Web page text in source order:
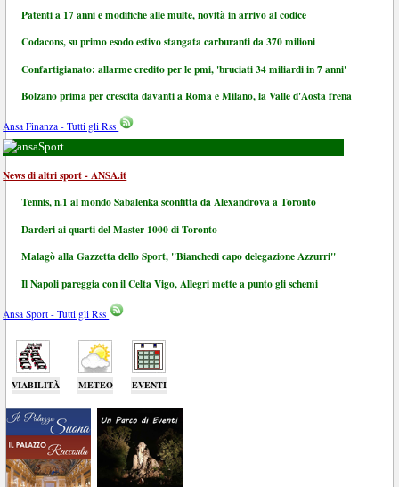
Patenti a 17 anni e modifiche alle multe, novità in arrivo al codice
Codacons, su primo esodo estivo stangata carburanti da 370 milioni
Confartigianato: allarme credito per le pmi, 'bruciati 34 miliardi in 7 anni'
Bolzano prima per crescita davanti a Roma e Milano, la Valle d'Aosta frena
Ansa Finanza - Tutti gli Rss
Sport
News di altri sport - ANSA.it
Tennis, n.1 al mondo Sabalenka sconfitta da Alexandrova a Toronto
Darderi ai quarti del Master 1000 di Toronto
Malagò alla Gazzetta dello Sport, "Bianchedi capo delegazione Azzurri"
Il Napoli pareggia con il Celta Vigo, Allegri mette a punto gli schemi
Ansa Sport - Tutti gli Rss
VIABILITÀ METEO EVENTI